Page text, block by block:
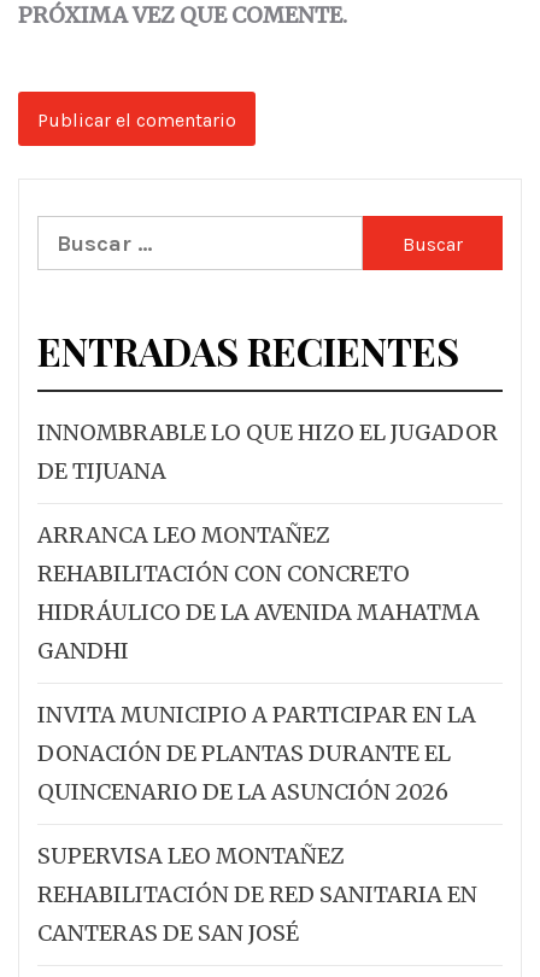
PRÓXIMA VEZ QUE COMENTE.
Buscar:
ENTRADAS RECIENTES
INNOMBRABLE LO QUE HIZO EL JUGADOR
DE TIJUANA
ARRANCA LEO MONTAÑEZ
REHABILITACIÓN CON CONCRETO
HIDRÁULICO DE LA AVENIDA MAHATMA
GANDHI
INVITA MUNICIPIO A PARTICIPAR EN LA
DONACIÓN DE PLANTAS DURANTE EL
QUINCENARIO DE LA ASUNCIÓN 2026
SUPERVISA LEO MONTAÑEZ
REHABILITACIÓN DE RED SANITARIA EN
CANTERAS DE SAN JOSÉ